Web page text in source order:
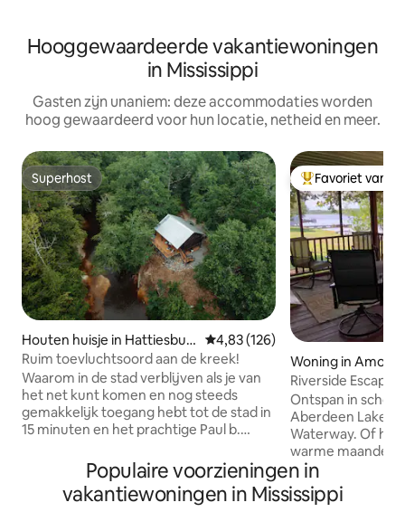
Hooggewaardeerde vakantiewoningen
in Mississippi
Gasten zijn unaniem: deze accommodaties worden
hoog gewaardeerd voor hun locatie, netheid en meer.
Superhost
Superhost
Houten huisje in Hattiesbur
g
Gemiddelde beoordeling van
4,83 (126)
Ruim toevluchtsoord aan de kreek!
Waarom in de stad verblijven als je van
het net kunt komen en nog steeds
gemakkelijk toegang hebt tot de stad in
15 minuten en het prachtige Paul b.
Kathedraalplafond, touwschommel, 4
binnen-/buiten-tv's, vuurplaats en
houtkachel, allemaal met uitzicht aan
Topfavoriet van
Favoriet van
Woning in Amory
Riverside Escape
Ontspan in
Aberdeen Lake
Waterway. Of het
warme maanden
ganzen en
het is rustig en
grote
Populaire voorzieningen in
vakantiewoningen in Mississippi